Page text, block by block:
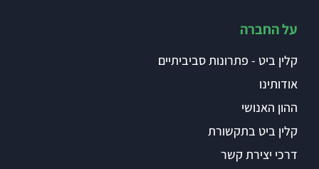
על החברה
קלין ביט - פתרונות סביביתיים
אודותינו
ההון האנושי
קלין ביט בתקשורת
דרכי יצירת קשר